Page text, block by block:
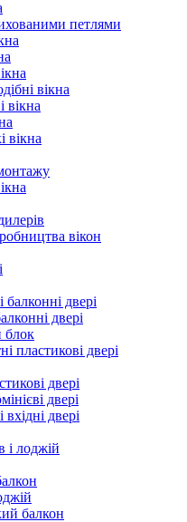
петлями
вікна
вікна
вікна
вікон
балконні двері
двері
блок
пластикові двері
двері
двері
двері
і лоджій
балкон